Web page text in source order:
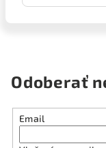
Odoberať
Email